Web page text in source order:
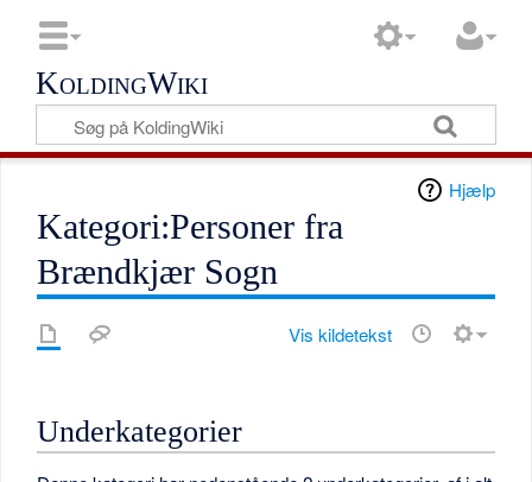
KoldingWiki
Hjælp
Kategori:Personer fra
Brændkjær Sogn
Vis kildetekst
Underkategorier